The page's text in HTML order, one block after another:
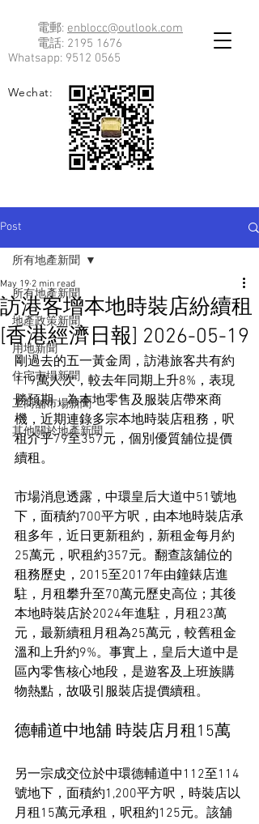
電郵: enblocc@outlook.com
電話: 2195 1676
Whatsapp: 9512 0565
Wechat:
Post
所有地產新聞
地產政策新聞
用地新聞
住宅市場新聞
工商舖市場新聞
其他關於地產新聞
所有地產新聞
訪港客增本地時裝店紛續租
[香港經濟日報] 2026-05-19
May 19 2 min read
剛過去的五一黃金周，訪港旅客共有約
119萬人次，較去年同期上升8%，表現
勝預期，為本地零售及服裝店帶來商
機，近期連錄多宗本地時裝店租務，呎
租介乎79至357元，個別優質舖位提價
續租。
市場消息透露，中環皇后大道中51號地
下，面積約700平方呎，由本地時裝店承
租多年，近日更新租約，新租金每月約
25萬元，呎租約357元。翻查該舖位的
租務歷史，2015至2017年由鐘錶店進
駐，月租攀升至70萬元歷史高位；其後
本地時裝店於2024年進駐，月租23萬
元，最新續租月租為25萬元，較舊租金
溫和上升約9%。事實上，皇后大道中是
區內零售核心地段，是遊客及上班族購
物熱點，故吸引服裝店提價續租。
德輔道中地舖 時裝店月租15萬
另一宗成交位於中環德輔道中112至114
號地下，面積約1,200平方呎，時裝店以
月租15萬元承租，呎租約125元。該舖